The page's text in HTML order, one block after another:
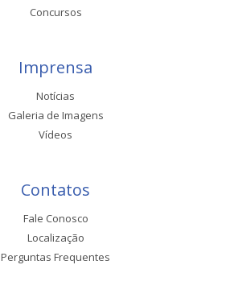
Concursos
Imprensa
Notícias
Galeria de Imagens
Vídeos
Contatos
Fale Conosco
Localização
Perguntas Frequentes